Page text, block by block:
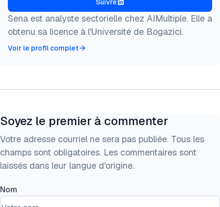
Suivre
Sena est analyste sectorielle chez AIMultiple. Elle a
obtenu sa licence à l'Université de Bogazici.
Voir le profil complet
Soyez le premier à commenter
Votre adresse courriel ne sera pas publiée. Tous les
champs sont obligatoires. Les commentaires sont
laissés dans leur langue d'origine.
Nom